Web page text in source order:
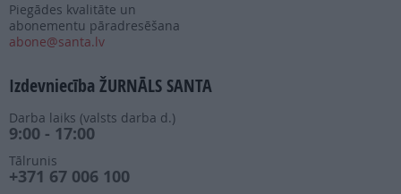
Piegādes kvalitāte un
abonementu pāradresēšana
abone@santa.lv
Izdevniecība ŽURNĀLS SANTA
Darba laiks (valsts darba d.)
9:00 - 17:00
Tālrunis
+371 67 006 100